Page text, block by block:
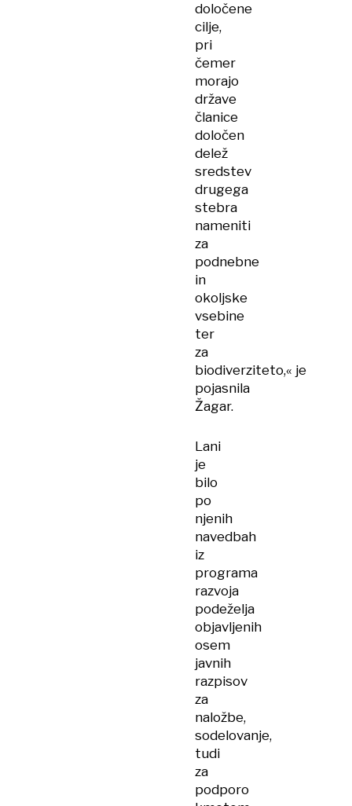
določene
cilje,
pri
čemer
morajo
države
članice
določen
delež
sredstev
drugega
stebra
nameniti
za
podnebne
in
okoljske
vsebine
ter
za
biodiverziteto,« je
pojasnila
Žagar.
Lani
je
bilo
po
njenih
navedbah
iz
programa
razvoja
podeželja
objavljenih
osem
javnih
razpisov
za
naložbe,
sodelovanje,
tudi
za
podporo